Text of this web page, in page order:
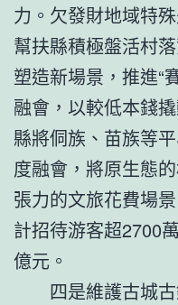
力。欠發財地域特
幫扶縣積極盤活村
塑造新場景，推進“
融會，以較低本錢
縣將侗族、苗族等
度融會，將原生態
張力的文旅花費場
計招待游客超2700
億元。
四是維護古城